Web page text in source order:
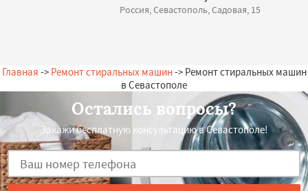
Россия, Севастополь, Садовая, 15
Главная -> Ремонт стиральных машин-> Ремонт стиральных машин
в Севастополе
Остались вопросы?
Закажи бесплатную консультацию в Севастополе!